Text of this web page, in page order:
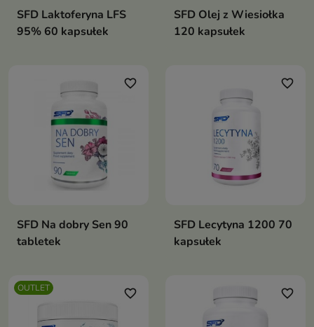
SFD Laktoferyna LFS
95% 60 kapsułek
SFD Olej z Wiesiołka
120 kapsułek
favorite_border
SFD Na dobry Sen 90
tabletek
favorite_border
SFD Lecytyna 1200 70
kapsułek
OUTLET favorite_border favorite_border